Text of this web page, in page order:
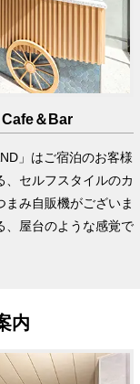
Cafe＆Bar
」はご宿泊のお客様
、セルフスタイルのカ
み自販機がございま
、屋台のような感覚で
内